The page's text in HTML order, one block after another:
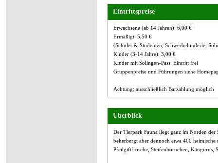
Eintrittspreise
Erwachsene (ab 14 Jahren): 6,00 €
Ermäßigt: 5,50 €
(Schüler & Studenten, Schwerbehinderte,
Kinder (3-14 Jahre): 3,00 €
Kinder mit Solingen-Pass: Eintritt frei
Gruppenpreise und Führungen siehe
Achtung: ausschließlich Barzahlung möglich
Überblick
Der Tierpark Fauna liegt ganz im Norden der
beherbergt aber dennoch etwa 400
Pfeilgiftfrösche, Steifenhörnchen, Kängurus,